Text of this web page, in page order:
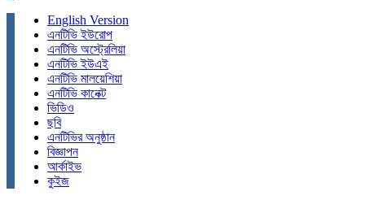
English Version
এনটিভি ইউরোপ
এনটিভি অস্ট্রেলিয়া
এনটিভি ইউএই
এনটিভি মালয়েশিয়া
এনটিভি কানেক্ট
ভিডিও
ছবি
এনটিভির অনুষ্ঠান
বিজ্ঞাপন
আর্কাইভ
কুইজ